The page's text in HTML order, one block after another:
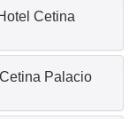
Cetina
Palacio